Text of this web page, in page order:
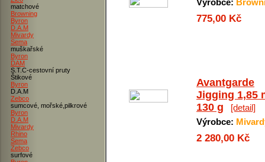
matchové
Browning
Byron
D.A.M
Mivardy
Sema
muškařské
Byron
DAM
S.T.C-cestovní pruty
Štikové
Byron
D.A.M
Zebco
sumcové, mořské,pilkrové
Byron
D.A.M
Mivardy
Rhino
Sema
Zebco
surfové
Výrobce:
775,00 Kč
Avantgarde
Jigging 1,85
130 g
[detail]
Výrobce:
2 280,00 Kč